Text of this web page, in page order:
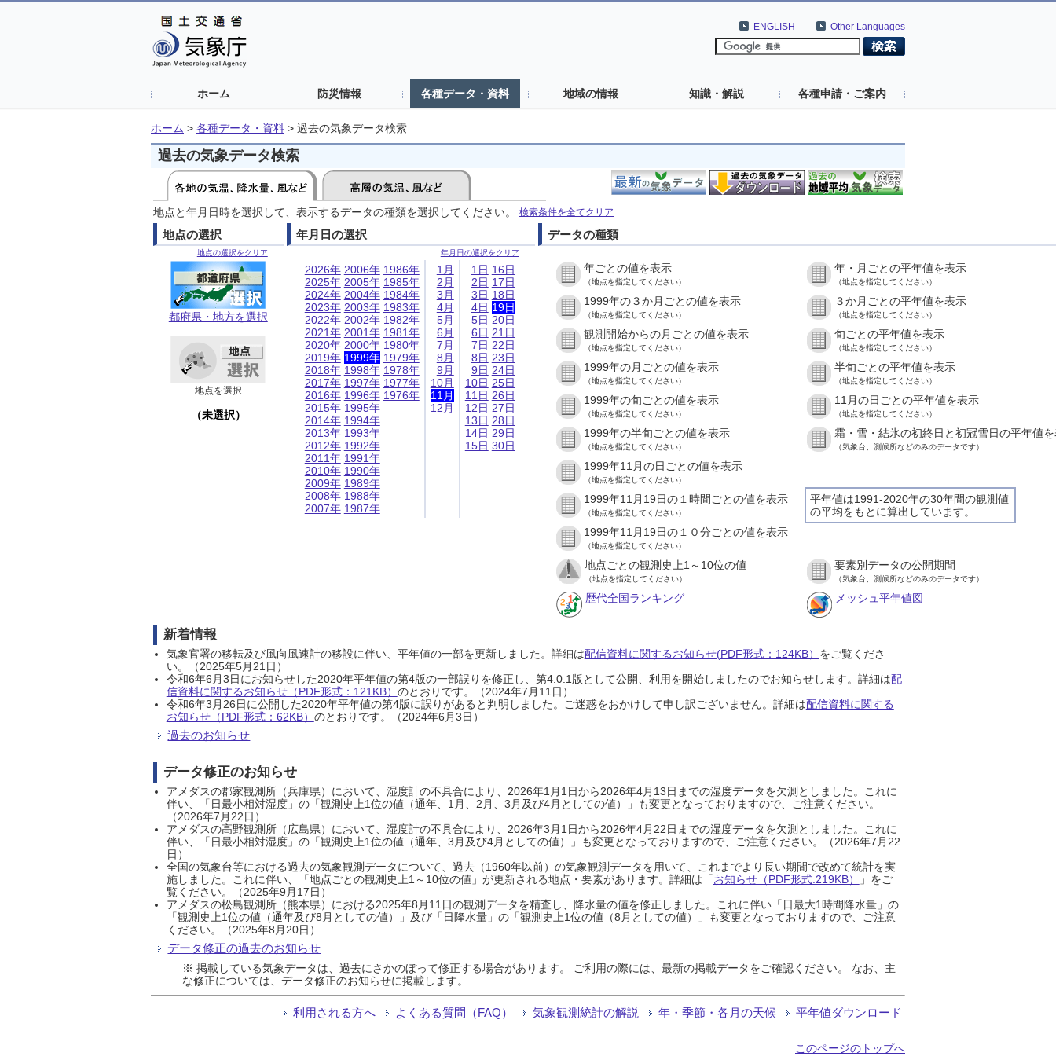
Other Languages
ENGLISH
ホーム 防災情報 各種データ・資料 地域の情報 知識・解説 各種申請・ご案内
ホーム > 各種データ・資料 > 過去の気象データ検索
過去の気象データ検索
地点と年月日時を選択して、表示するデータの種類を選択してください。 検索条件を全てクリア
地点の選択
地点の選択をクリア
都府県・地方を選択
地点を選択
（未選択）
年月日の選択
年月日の選択をクリア
2026年
2025年
2024年
2023年
2022年
2021年
2020年
2019年
2018年
2017年
2016年
2015年
2014年
2013年
2012年
2011年
2010年
2009年
2008年
2007年
2006年
2005年
2004年
2003年
2002年
2001年
2000年
1999年
1998年
1997年
1996年
1995年
1994年
1993年
1992年
1991年
1990年
1989年
1988年
1987年
1986年
1985年
1984年
1983年
1982年
1981年
1980年
1979年
1978年
1977年
1976年
1月
2月
3月
4月
5月
6月
7月
8月
9月
10月
11月
12月
1日
2日
3日
4日
5日
6日
7日
8日
9日
10日
11日
12日
13日
14日
15日
16日
17日
18日
19日
20日
21日
22日
23日
24日
25日
26日
27日
28日
29日
30日
データの種類
年ごとの値を表示
（地点を指定してください）
年・月ごとの平年値を表示
（地点を指定してください）
1999年の３か月ごとの値を表示
（地点を指定してください）
３か月ごとの平年値を表示
（地点を指定してください）
観測開始からの月ごとの値を表示
（地点を指定してください）
旬ごとの平年値を表示
（地点を指定してください）
1999年の月ごとの値を表示
（地点を指定してください）
半旬ごとの平年値を表示
（地点を指定してください）
1999年の旬ごとの値を表示
（地点を指定してください）
11月の日ごとの平年値を表示
（地点を指定してください）
1999年の半旬ごとの値を表示
（地点を指定してください）
霜・雪・結氷の初終日と初冠雪日の平年値
（気象台、測候所などのみのデータです）
1999年11月の日ごとの値を表示
（地点を指定してください）
平年値は1991-2020年の30年間の観測値
の平均をもとに算出しています。
1999年11月19日の１時間ごとの値を表示
（地点を指定してください）
1999年11月19日の１０分ごとの値を表示
（地点を指定してください）
地点ごとの観測史上1～10位の値
（地点を指定してください）
要素別データの公開期間
（気象台、測候所などのみのデータです）
歴代全国ランキング メッシュ平年値図
新着情報
気象官署の移転及び風向風速計の移設に伴い、平年値の一部を更新しました。詳細は配信資料に関するお知らせ(PDF形式：124KB） をご覧くださ
い。（2025年5月21日）
令和6年6月3日にお知らせした2020年平年値の第4版の一部誤りを修正し、第4.0.1版として公開、利用を開始しましたのでお知らせします。詳細は配
信資料に関するお知らせ（PDF形式：121KB） のとおりです。（2024年7月11日）
令和6年3月26日に公開した2020年平年値の第4版に誤りがあると判明しました。ご迷惑をおかけして申し訳ございません。詳細は配信資料に関する
お知らせ（PDF形式：62KB） のとおりです。（2024年6月3日）
過去のお知らせ
データ修正のお知らせ
アメダスの郡家観測所（兵庫県）において、湿度計の不具合により、2026年1月1日から2026年4月13日までの湿度データを欠測としました。これに
伴い、「日最小相対湿度」の「観測史上1位の値（通年、1月、2月、3月及び4月としての値）」も変更となっておりますので、ご注意ください。
（2026年7月22日）
アメダスの高野観測所（広島県）において、湿度計の不具合により、2026年3月1日から2026年4月22日までの湿度データを欠測としました。これに
伴い、「日最小相対湿度」の「観測史上1位の値（通年、3月及び4月としての値）」も変更となっておりますので、ご注意ください。（2026年7月22
日）
全国の気象台等における過去の気象観測データについて、過去（1960年以前）の気象観測データを用いて、これまでより長い期間で改めて統計を実
施しました。これに伴い、「地点ごとの観測史上1～10位の値」が更新される地点・要素があります。詳細は「お知らせ（PDF形式:219KB）
」をご
覧ください。（2025年9月17日）
アメダスの松島観測所（熊本県）における2025年8月11日の観測データを精査し、降水量の値を修正しました。これに伴い「日最大1時間降水量」の
「観測史上1位の値（通年及び8月としての値）」及び「日降水量」の「観測史上1位の値（8月としての値）」も変更となっておりますので、ご注意
ください。（2025年8月20日）
データ修正の過去のお知らせ
※ 掲載している気象データは、過去にさかのぼって修正する場合があります。 ご利用の際には、最新の掲載データをご確認ください。 なお、主
な修正については、データ修正のお知らせに掲載します。
利用される方へ よくある質問（FAQ） 気象観測統計の解説 年・季節・各月の天候 平年値ダウンロード
このページのトップへ